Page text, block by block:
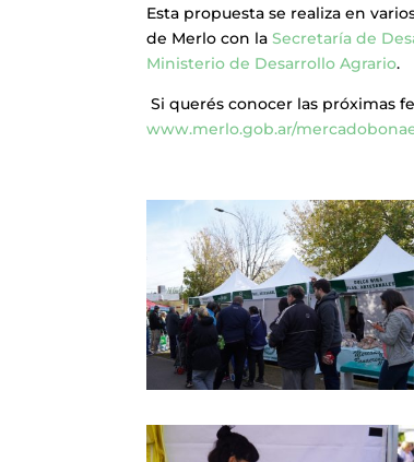
Esta propuesta se realiza en
de Merlo con laSecretaría de
Ministerio de Desarrollo Agrario.
Si querés conocer las próximas
www.merlo.gob.ar/